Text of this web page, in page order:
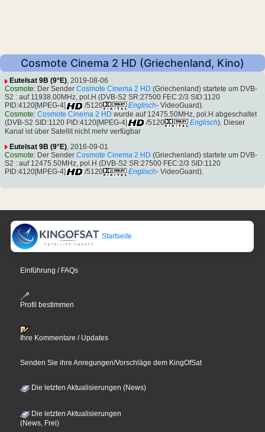
Cosmote Cinema 2 HD (Griechenland, Kino)
Eutelsat 9B (9°E), 2019-08-06
Cosmote: Der Sender Cosmote Cinema 2 HD (Griechenland) startete um DVB-
S2 : auf 11938.00MHz, pol.H (DVB-S2 SR:27500 FEC:2/3 SID:1120
PID:4120[MPEG-4]
/5120 Englisch- VideoGuard).
Cosmote: Cosmote Cinema 2 HD wurde auf 12475.50MHz, pol.H abgeschaltet
(DVB-S2 SID:1120 PID:4120[MPEG-4]
/5120 Englisch). Dieser
Kanal ist über Satellit nicht mehr verfügbar
Eutelsat 9B (9°E), 2016-09-01
Cosmote: Der Sender Cosmote Cinema 2 HD (Griechenland) startete um DVB-
S2 : auf 12475.50MHz, pol.H (DVB-S2 SR:27500 FEC:2/3 SID:1120
PID:4120[MPEG-4]
/5120 Englisch- VideoGuard).
Startseite
Einführung / FAQs
Profil bestimmen
Ihre Kommentare / Updates
Senden Sie ihre Anregungen/Vorschläge dem KingOfSat
Die letzten Aktualisierungen (News)
Die letzten Aktualisierungen
(News, Frei)